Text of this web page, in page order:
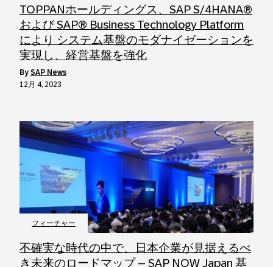
TOPPANホールディングス、SAP S/4HANA®
および SAP® Business Technology Platform
により システム基盤のモダナイゼーションを
実現し、経営基盤を強化
by SAP News
12月 4, 2023
フィーチャー
不確実な時代の中で、日本企業が見据えるべ
き未来のロードマップ – SAP NOW Japan 基